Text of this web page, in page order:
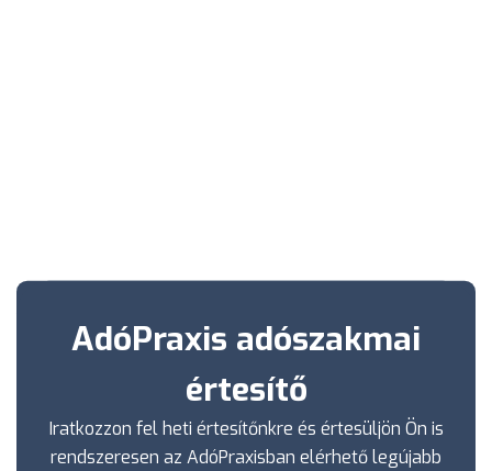
AdóPraxis adószakmai
értesítő
Iratkozzon fel heti értesítőnkre és értesüljön Ön is
rendszeresen az AdóPraxisban elérhető legújabb